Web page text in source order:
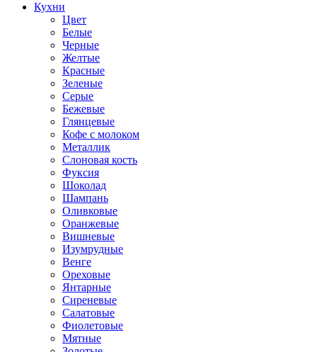
Кухни
Цвет
Белые
Черные
Желтые
Красные
Зеленые
Серые
Бежевые
Глянцевые
Кофе с молоком
Металлик
Слоновая кость
Фуксия
Шоколад
Шампань
Оливковые
Оранжевые
Вишневые
Изумрудные
Венге
Ореховые
Янтарные
Сиреневые
Салатовые
Фиолетовые
Мятные